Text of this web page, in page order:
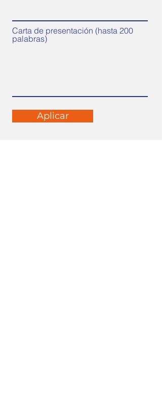
Carta de presentación (hasta 200
palabras)
Aplicar